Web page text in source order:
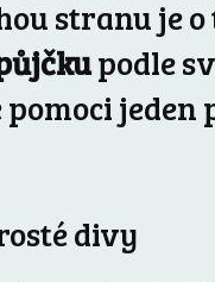
stranu je
podle
divy